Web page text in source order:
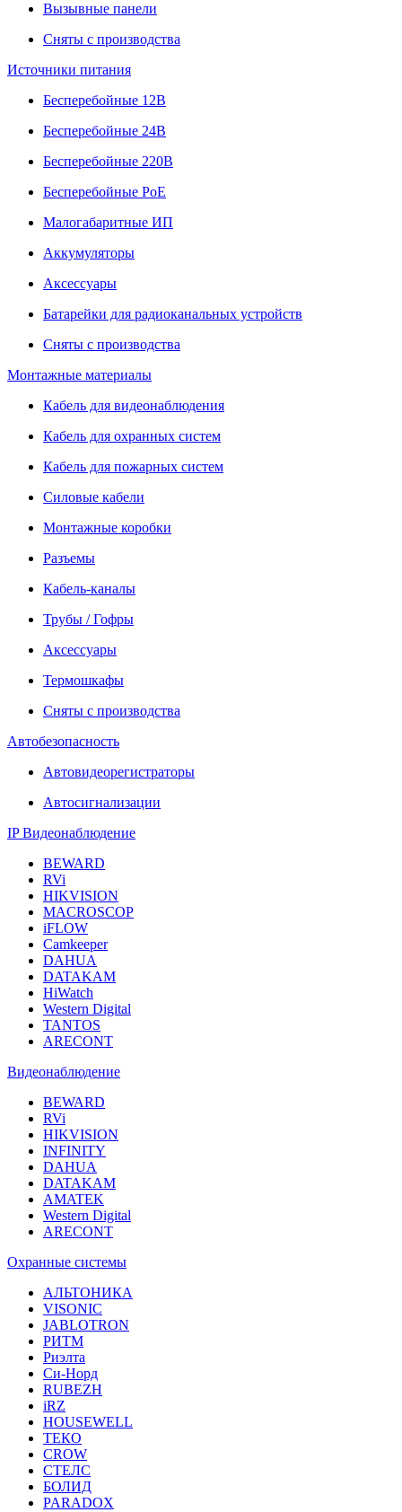
Вызывные панели
Сняты с производства
Источники питания
Бесперебойные 12В
Бесперебойные 24В
Бесперебойные 220В
Бесперебойные PoE
Малогабаритные ИП
Аккумуляторы
Аксессуары
Батарейки для радиоканальных устройств
Сняты с производства
Монтажные материалы
Кабель для видеонаблюдения
Кабель для охранных систем
Кабель для пожарных систем
Силовые кабели
Монтажные коробки
Разъемы
Кабель-каналы
Трубы / Гофры
Аксессуары
Термошкафы
Сняты с производства
Автобезопасность
Автовидеорегистраторы
Автосигнализации
IP Видеонаблюдение
BEWARD
RVi
HIKVISION
MACROSCOP
iFLOW
Camkeeper
DAHUA
DATAKAM
HiWatch
Western Digital
TANTOS
ARECONT
Видеонаблюдение
BEWARD
RVi
HIKVISION
INFINITY
DAHUA
DATAKAM
AMATEK
Western Digital
ARECONT
Охранные системы
АЛЬТОНИКА
VISONIC
JABLOTRON
РИТМ
Риэлта
Си-Норд
RUBEZH
iRZ
HOUSEWELL
ТЕКО
CROW
СТЕЛС
БОЛИД
PARADOX